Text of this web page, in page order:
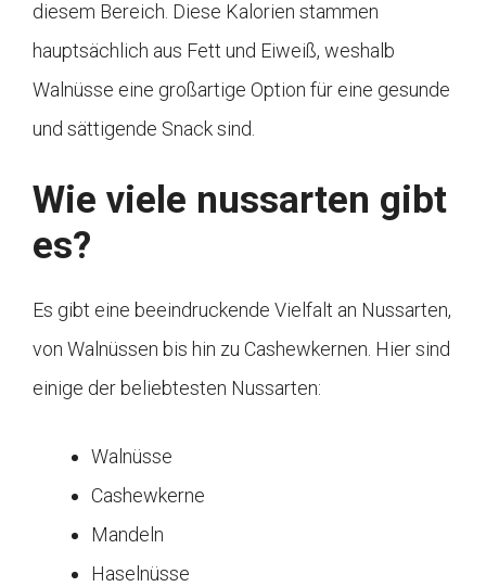
diesem Bereich. Diese Kalorien stammen
hauptsächlich aus Fett und Eiweiß, weshalb
Walnüsse eine großartige Option für eine gesunde
und sättigende Snack sind.
Wie viele nussarten gibt
es?
Es gibt eine beeindruckende Vielfalt an Nussarten,
von Walnüssen bis hin zu Cashewkernen. Hier sind
einige der beliebtesten Nussarten:
Walnüsse
Cashewkerne
Mandeln
Haselnüsse